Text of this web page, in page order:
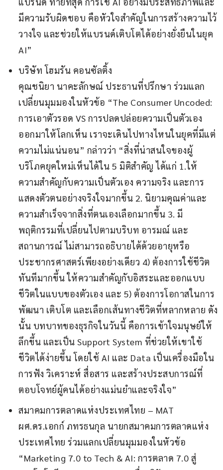
มีความรับผิดชอบ คือหัวใจสำคัญในการสร้างความไว้
วางใจ และช่วยให้แบรนด์เติบโตได้อย่างยั่งยืนในยุค
AI”
บริษัท โฮมรัน คอนซัลติ้ง
คุณชนิยา นาคะลักษณ์ ประธานที่ปรึกษา ร่วมแลก
เปลี่ยนมุมมองในหัวข้อ “The Consumer Uncoded:
การเอาตัวรอด VS การปลดปล่อยความเป็นตัวเอง
ออกมาให้โลกเห็น เราจะเดินไปทางไหนในยุคที่มีแต่
ความไม่แน่นอน” กล่าวว่า “สิ่งที่น่าสนใจของผู้
บริโภคยุคใหม่เห็นได้ใน 5 มิติสำคัญ ได้แก่ 1.ให้
ความสำคัญกับความเป็นตัวเอง ความจริง และการ
แสดงตัวตนอย่างจริงใจมากขึ้น 2. นิยามคุณค่าและ
ความสำเร็จจากสิ่งที่ตนเองเลือกมากขึ้น 3. มี
พฤติกรรมที่เปลี่ยนไปตามบริบท อารมณ์ และ
สถานการณ์ ไม่สามารถอธิบายได้ด้วยอายุหรือ
ประชากรศาสตร์เพียงอย่างเดียว 4) ต้องการใช้ชีวิต
ทันทีมากขึ้น ให้ความสำคัญกับอิสระและออกแบบ
ชีวิตในแบบของตัวเอง และ 5) ต้องการโอกาสในการ
พัฒนา เติบโต และเลือกเส้นทางชีวิตที่หลากหลาย ดัง
นั้น บทบาทของธุรกิจในวันนี้ คือการเข้าใจมนุษย์ให้
ลึกขึ้น และเป็น Support System ที่ช่วยให้เขาใช้
ชีวิตได้ง่ายขึ้น โดยใช้ AI และ Data เป็นเครื่องมือใน
การฟัง วิเคราะห์ สื่อสาร และสร้างประสบการณ์ที่
ตอบโจทย์ผู้คนได้อย่างแม่นยำและจริงใจ”
สมาคมการตลาดแห่งประเทศไทย – MAT
ผศ.ดร.เอกก์ ภทรธนกุล นายกสมาคมการตลาดแห่ง
ประเทศไทย ร่วมแลกเปลี่ยนมุมมองในหัวข้อ
“Marketing 7.0 to Tech & AI: การตลาด 7.0 สู่